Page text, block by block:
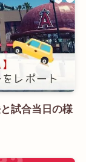
試合当日の様